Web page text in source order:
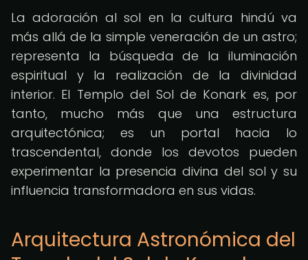
La adoración al sol en la cultura hindú va
más allá de la simple veneración de un astro;
representa la búsqueda de la iluminación
espiritual y la realización de la divinidad
interior. El Templo del Sol de Konark es, por
tanto, mucho más que una estructura
arquitectónica; es un portal hacia lo
trascendental, donde los devotos pueden
experimentar la presencia divina del sol y su
influencia transformadora en sus vidas.
Arquitectura Astronómica del